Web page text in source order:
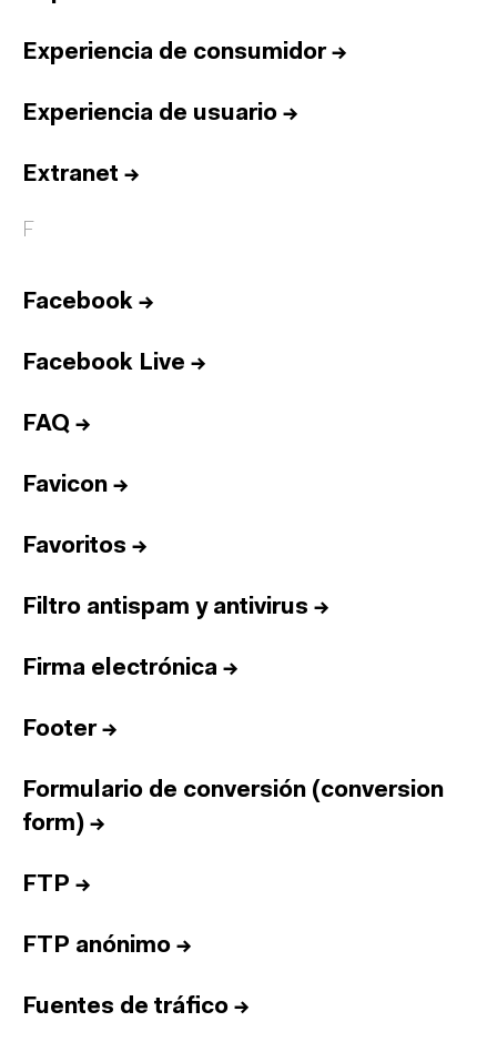
Experiencia de consumidor→
Experiencia de usuario →
Extranet →
F
Facebook →
Facebook Live →
FAQ →
Favicon →
Favoritos →
Filtro antispam y antivirus →
Firma electrónica →
Footer→
Formulario de conversión (conversion
form) →
FTP →
FTP anónimo →
Fuentes de tráfico →